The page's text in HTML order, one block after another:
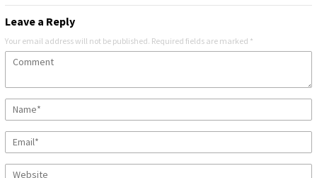
Leave a Reply
Your email address will not be published. Required fields are marked *